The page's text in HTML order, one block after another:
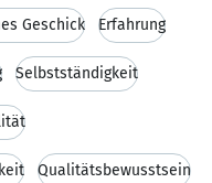
Geschick Erfahrung
Selbstständigkeit
Qualitätsbewusstsein